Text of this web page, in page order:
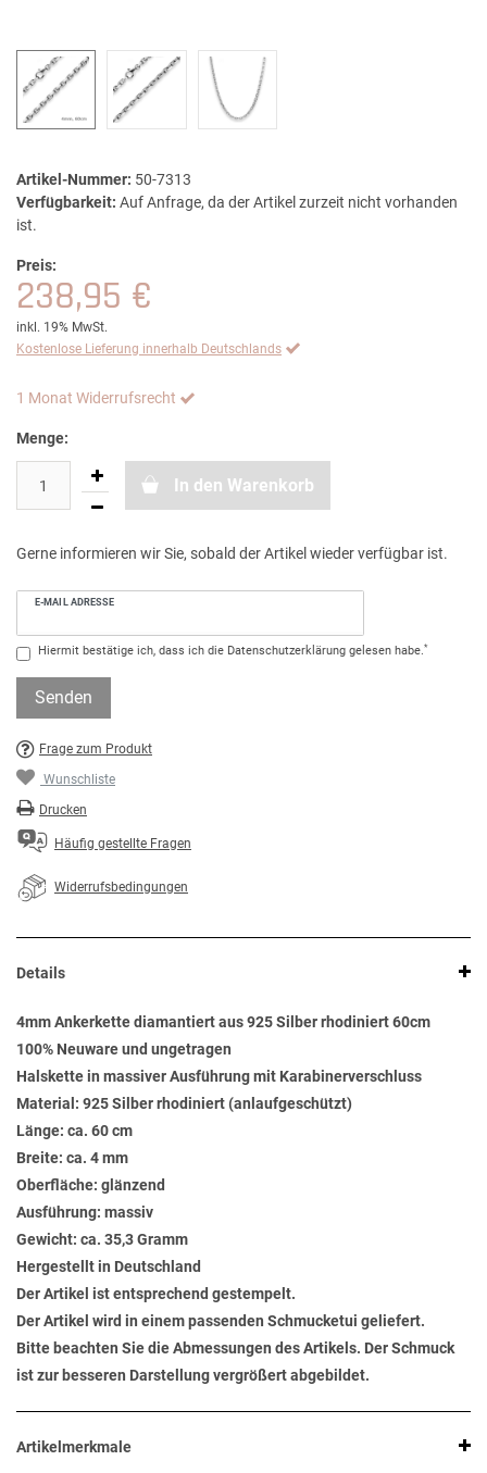
Artikel-Nummer: 50-7313
Verfügbarkeit: Auf Anfrage, da der Artikel zurzeit nicht vorhanden
ist.
Preis:
238,95 €
inkl. 19% MwSt.
Kostenlose Lieferung innerhalb Deutschlands
1 Monat Widerrufsrecht
Menge:
In den Warenkorb
Gerne informieren wir Sie, sobald der Artikel wieder verfügbar ist.
E-MAIL ADRESSE
Hiermit bestätige ich, dass ich die Daten­schutz­erklärung gelesen habe.*
Senden
Frage zum Produkt
Wunschliste
Drucken
Häufig gestellte Fragen
Widerrufsbedingungen
Details
4mm Ankerkette diamantiert aus 925 Silber rhodiniert 60cm
100% Neuware und ungetragen
Halskette in massiver Ausführung mit Karabinerverschluss
Material: 925 Silber rhodiniert (anlaufgeschützt)
Länge: ca. 60 cm
Breite: ca. 4 mm
Oberfläche: glänzend
Ausführung: massiv
Gewicht: ca. 35,3 Gramm
Hergestellt in Deutschland
Der Artikel ist entsprechend gestempelt.
Der Artikel wird in einem passenden Schmucketui geliefert.
Bitte beachten Sie die Abmessungen des Artikels. Der Schmuck
ist zur besseren Darstellung vergrößert abgebildet.
Artikelmerkmale